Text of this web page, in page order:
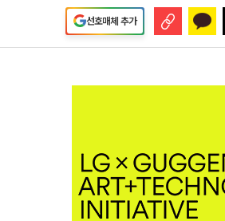
선호매체 추가